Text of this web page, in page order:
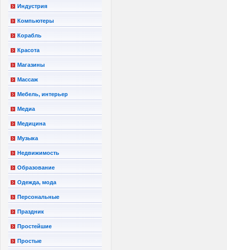
Индустрия
Компьютеры
Корабль
Красота
Магазины
Массаж
Мебель, интерьер
Медиа
Медицина
Музыка
Недвижимость
Образование
Одежда, мода
Персональные
Праздник
Простейшие
Простые